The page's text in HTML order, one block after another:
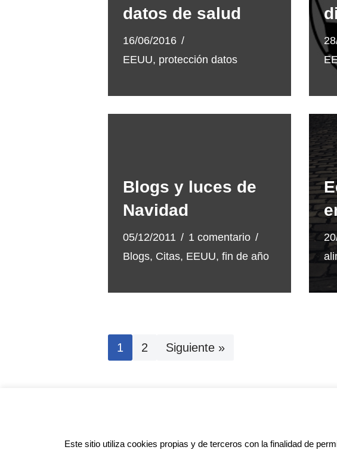
datos de salud
16/06/2016
EEUU, protección datos
Blogs y luces de
Navidad
05/12/2011
1 comentario
Blogs, Citas, EEUU, fin de año
1 2 Siguiente »
Anotado funciona gracias aWordPresscon
Este sitio utiliza cookies propias y de terceros con la finalidad de